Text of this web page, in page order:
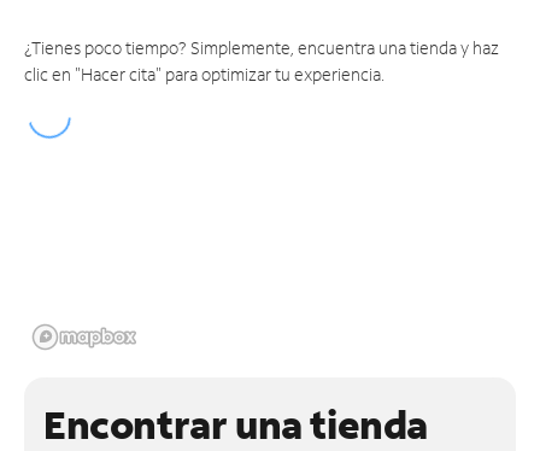
¿Tienes poco tiempo? Simplemente, encuentra una tienda y haz
clic en "Hacer cita" para optimizar tu experiencia.
Encontrar una tienda